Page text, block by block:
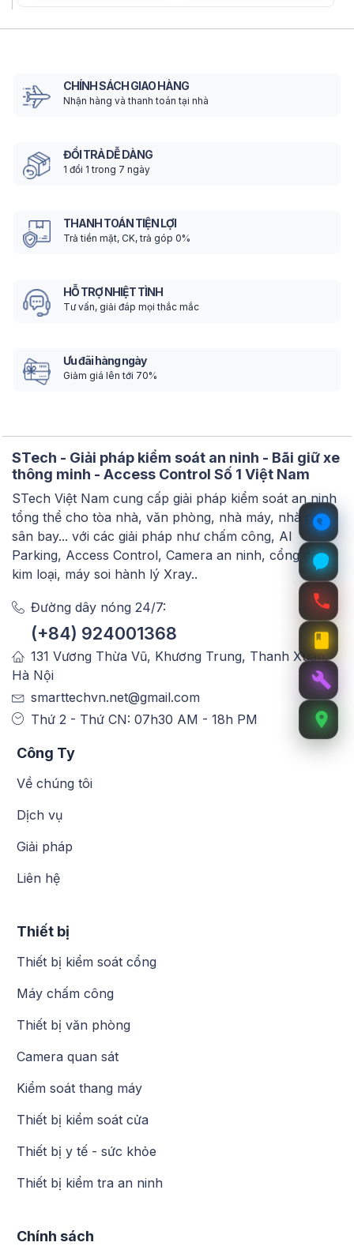
CHÍNH SÁCH GIAO HÀNG
Nhận hàng và thanh toán tại nhà
ĐỔI TRẢ DỄ DÀNG
1 đổi 1 trong 7 ngày
THANH TOÁN TIỆN LỢI
Trả tiền mặt, CK, trả góp 0%
HỖ TRỢ NHIỆT TÌNH
Tư vấn, giải đáp mọi thắc mắc
Ưu đãi hàng ngày
Giảm giá lên tới 70%
STech - Giải pháp kiểm soát an ninh - Bãi giữ xe
thông minh - Access Control Số 1 Việt Nam
STech Việt Nam cung cấp giải pháp kiểm soát an ninh
tổng thể cho tòa nhà, văn phòng, nhà máy, nhà ga,
sân bay... với các giải pháp như chấm công, AI
Parking, Access Control, Camera an ninh, cổng dò
kim loại, máy soi hành lý Xray..
Đường dây nóng 24/7:
(+84) 924001368
131 Vương Thừa Vũ, Khương Trung, Thanh Xuân,
Hà Nội
smarttechvn.net@gmail.com
Thứ 2 - Thứ CN: 07h30 AM - 18h PM
Công Ty
Về chúng tôi
Dịch vụ
Giải pháp
Liên hệ
Thiết bị
Thiết bị kiểm soát cổng
Máy chấm công
Thiết bị văn phòng
Camera quan sát
Kiểm soát thang máy
Thiết bị kiểm soát cửa
Thiết bị y tế - sức khỏe
Thiết bị kiểm tra an ninh
Chính sách